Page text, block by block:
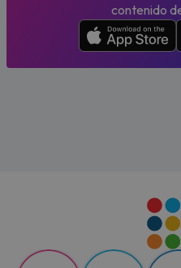
contenido